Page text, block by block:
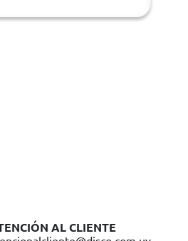
AL CLIENTE